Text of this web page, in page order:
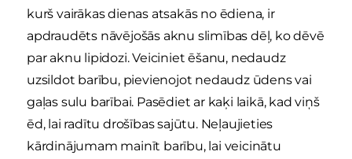
kurš vairākas dienas atsakās no ēdiena, ir
apdraudēts nāvējošās aknu slimības dēļ, ko dēvē
par aknu lipidozi. Veiciniet ēšanu, nedaudz
uzsildot barību, pievienojot nedaudz ūdens vai
gaļas sulu barībai. Pasēdiet ar kaķi laikā, kad viņš
ēd, lai radītu drošības sajūtu. Neļaujieties
kārdinājumam mainīt barību, lai veicinātu